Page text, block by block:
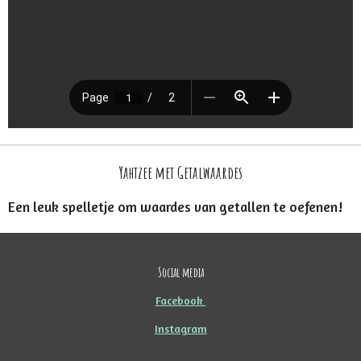
Yahtzee met Getalwaardes
Een leuk spelletje om waardes van getallen te oefenen!
Social media
Facebook
Instagram